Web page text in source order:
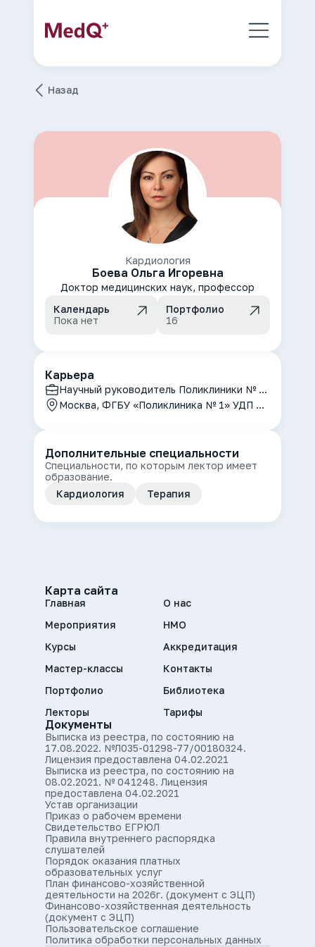
Назад
Кардиология
Боева Ольга Игоревна
Доктор медицинских наук, профессор
Календарь
Пока нет
Портфолио
16
Карьера
Научный руководитель Поликлиники № 1, профессор кафедры терапии, кардиологии, функциональной диагностики с курсом нефрологии Центральной государственной медицинской академии
Москва, ФГБУ «Поликлиника № 1» УДП РФ, ФГБОУ ДПО ЦГМА УДП РФ
Дополнительные специальности
Специальности, по которым лектор имеет
образование.
Кардиология
Терапия
Карта сайта
Главная
Мероприятия
Курсы
Мастер-классы
Портфолио
Лекторы
О нас
НМО
Аккредитация
Контакты
Библиотека
Тарифы
Документы
Выписка из реестра, по состоянию на
17.08.2022. №Л035-01298-77/00180324.
Лицензия предоставлена 04.02.2021
Выписка из реестра, по состоянию на
08.02.2021. № 041248. Лицензия
предоставлена 04.02.2021
Устав организации
Приказ о рабочем времени
Свидетельство ЕГРЮЛ
Правила внутреннего распорядка
слушателей
Порядок оказания платных
образовательных услуг
План финансово-хозяйственной
деятельности на 2026г. (документ с ЭЦП)
Финансово-хозяйственная деятельность
(документ с ЭЦП)
Пользовательское соглашение
Политика обработки персональных данных